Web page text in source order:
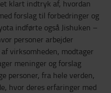
klart indtryk af, hvordan
forslag til forbedringer og
indførte også Jishuken –
personer arbejder
virksomheden, modtager
meninger og forslag
personer, fra hele verden,
hvor deres erfaringer med